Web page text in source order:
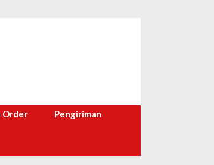
Order
Pengiriman